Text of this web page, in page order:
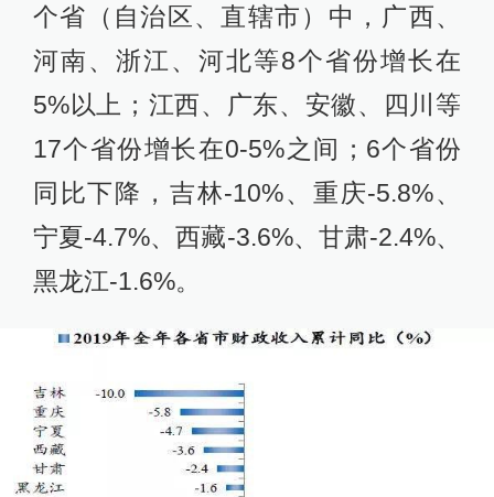
个省（自治区、直辖市）中，广西、
河南、浙江、河北等8个省份增长在
5%以上；江西、广东、安徽、四川等
17个省份增长在0-5%之间；6个省份
同比下降，吉林-10%、重庆-5.8%、
宁夏-4.7%、西藏-3.6%、甘肃-2.4%、
黑龙江-1.6%。